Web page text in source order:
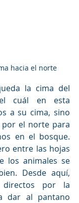
hacia el norte
la cima del
cuál en esta
a su cima, sino
el norte para
en el bosque.
entre las hojas
los animales se
Desde aquí,
directos por la
dar al pantano